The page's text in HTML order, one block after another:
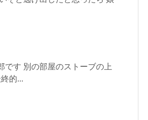
です 別の部屋のストーブの上
的...